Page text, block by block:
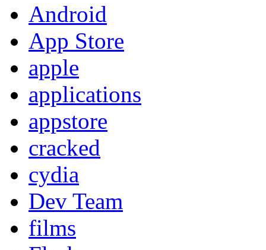
Android
App Store
apple
applications
appstore
cracked
cydia
Dev Team
films